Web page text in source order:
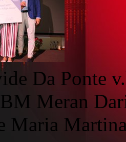
Da Ponte
Meran
Maria